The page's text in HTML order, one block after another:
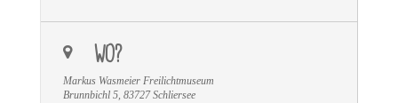
WO?
Markus Wasmeier Freilichtmuseum
Brunnbichl 5, 83727 Schliersee